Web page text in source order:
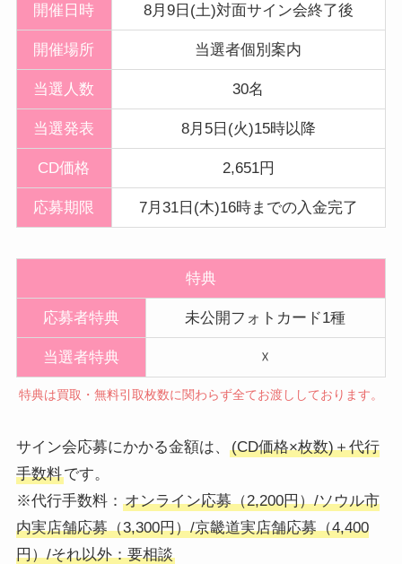
開催日時 8月9日(土)対面サイン会終了後
開催場所 当選者個別案内
当選人数 30名
当選発表 8月5日(火)15時以降
CD価格 2,651円
応募期限 7月31日(木)16時までの入金完了
特典
応募者特典 未公開フォトカード1種
当選者特典 ☓
特典は買取・無料引取枚数に関わらず全てお渡ししております。
サイン会応募にかかる金額は、
(CD価格×枚数)＋代行
手数料です。
※代行手数料： オンライン応募（2,200円）/ソウル市
内実店舗応募（3,300円）/京畿道実店舗応募（4,400
円）/それ以外：要相談